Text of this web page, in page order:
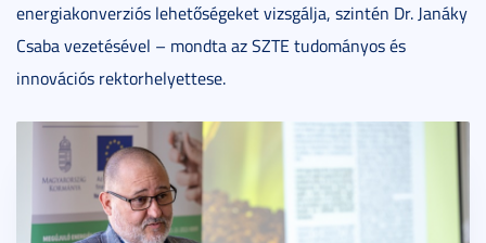
energiakonverziós lehetőségeket vizsgálja, szintén Dr. Janáky
Csaba vezetésével – mondta az SZTE tudományos és
innovációs rektorhelyettese.